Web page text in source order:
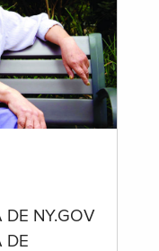
DE NY.GOV
DE